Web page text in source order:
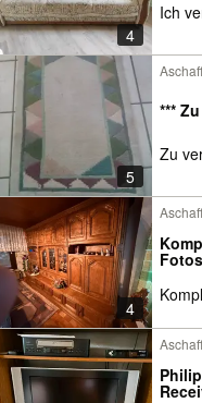
4
Ich
5
***
Zu
4
Fotos